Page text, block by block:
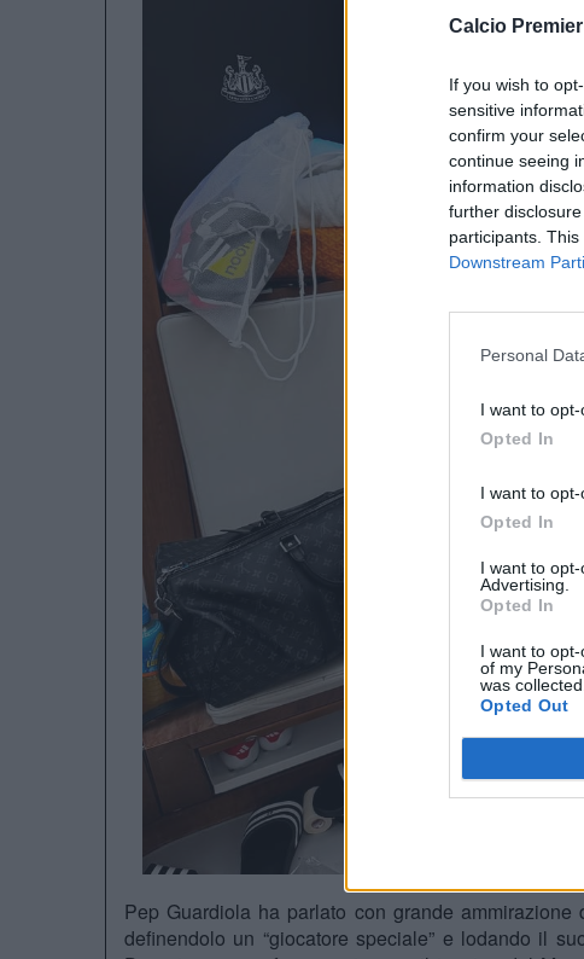
Calcio
If you wish to
sensitive
confirm your
continue seeing
information
further
participants.
Downstream
Personal
I want to
Opted In
I want to
Opted In
I want to
Advertising.
Opted In
I want to
of my
was collected.
Opted Out
Pep Guardiola ha parlato con grande
definendolo un “giocatore speciale” e lodando il